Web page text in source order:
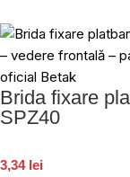
Brida fixare
SPZ40
3,34 lei